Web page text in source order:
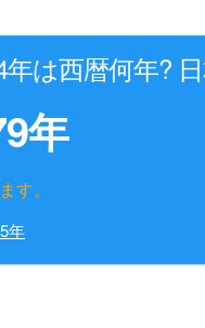
は西暦何年?
年
す。
年